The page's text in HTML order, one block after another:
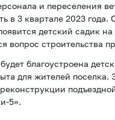
и переселения
в 3 квартале 2023
детский садик
вопрос строительства
благоустроена
для жителей поселка.
5».